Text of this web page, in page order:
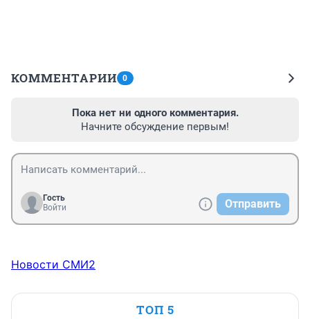
КОММЕНТАРИИ 0
Пока нет ни одного комментария.
Начните обсуждение первым!
Гость
Войти
Отправить
Новости СМИ2
ТОП 5